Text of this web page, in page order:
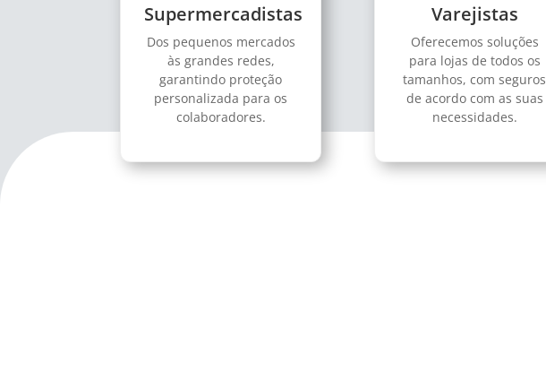
Supermercadistas
Dos pequenos mercados
às grandes redes,
garantindo proteção
personalizada para os
colaboradores.
Varejistas
Oferecemos soluções
para lojas de todos os
tamanhos, com seguros
de acordo com as suas
necessidades.